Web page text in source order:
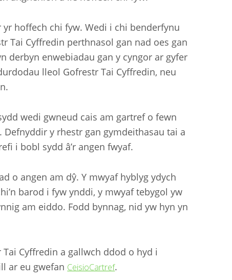
hoffech chi fyw. Wedi i chi benderfynu
Tai Cyffredin perthnasol gan nad oes gan
derbyn enwebiadau gan y cyngor ar gyfer
lleol Gofrestr Tai Cyffredin, neu
wedi gwneud cais am gartref o fewn
y rhestr gan gymdeithasau tai a
i bobl sydd â’r angen fwyaf.
o angen am dŷ. Y mwyaf hyblyg ydych
barod i fyw ynddi, y mwyaf tebygol yw
am eiddo. Fodd bynnag, nid yw hyn yn
Cyffredin a gallwch ddod o hyd i
ar eu gwefan CeisioCartref.